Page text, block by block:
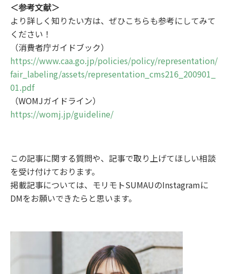
＜参考文献＞
より詳しく知りたい方は、ぜひこちらも参考にしてみて
ください！
（消費者庁ガイドブック）
https://www.caa.go.jp/policies/policy/representation/
fair_labeling/assets/representation_cms216_200901_
01.pdf
（WOMJガイドライン）
https://womj.jp/guideline/
この記事に関する質問や、記事で取り上げてほしい相談
を受け付けております。
掲載記事については、モリモトSUMAUのInstagramに
DMをお願いできたらと思います。